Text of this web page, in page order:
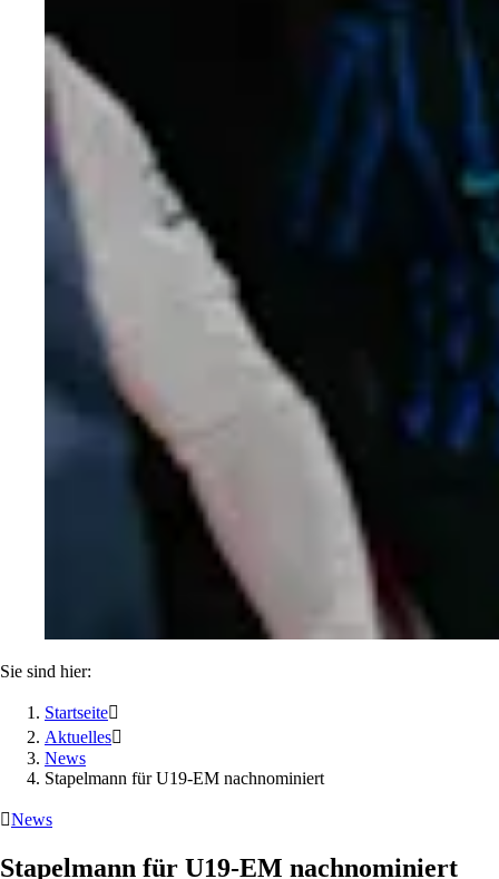
Sie sind hier:
Startseite
Aktuelles
News
Stapelmann für U19-EM nachnominiert
News
Stapelmann für U19-EM nachnominiert